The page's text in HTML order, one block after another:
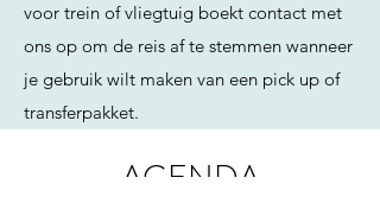
voor trein of vliegtuig boekt contact met
ons op om de reis af te stemmen wanneer
je gebruik wilt maken van een pick up of
transferpakket.
AGENDA